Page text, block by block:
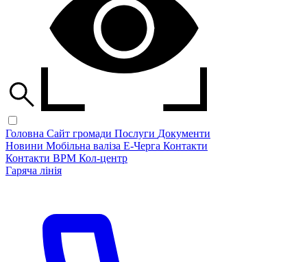
Головна Сайт громади Послуги Документи
Новини Мобільна валіза Е-Черга Контакти
Контакти ВРМ Кол-центр
Гаряча лінія